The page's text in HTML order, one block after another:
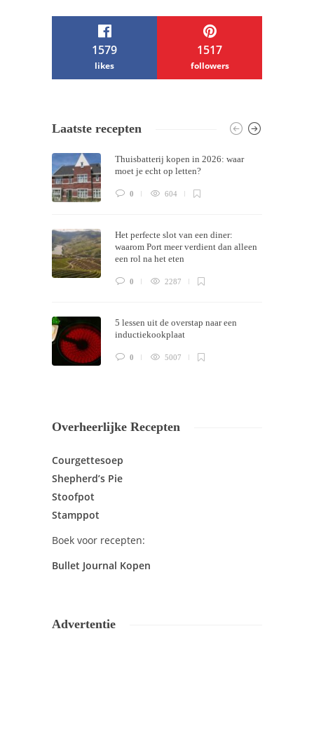
1579
likes
1517
followers
Themes bySilicon Themes . Join us right
now!
Laatste recepten
Thuisbatterij kopen in 2026: waar
moet je echt op letten?
0 604
Het perfecte slot van een diner:
waarom Port meer verdient dan alleen
een rol na het eten
0 2287
5 lessen uit de overstap naar een
inductiekookplaat
0 5007
Overheerlijke Recepten
Courgettesoep
Shepherd’s Pie
Stoofpot
Stamppot
Boek voor recepten:
Bullet Journal Kopen
Advertentie